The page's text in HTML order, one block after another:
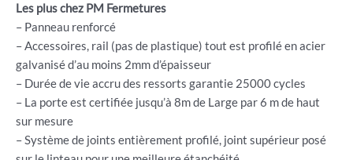
Les plus chez PM Fermetures
– Panneau renforcé
– Accessoires, rail (pas de plastique) tout est profilé en acier
galvanisé d’au moins 2mm d’épaisseur
– Durée de vie accru des ressorts garantie 25000 cycles
– La porte est certifiée jusqu’à 8m de Large par 6 m de haut
sur mesure
– Système de joints entièrement profilé, joint supérieur posé